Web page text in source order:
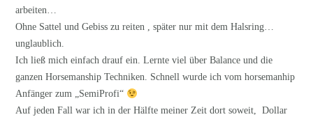
arbeiten…
Ohne Sattel und Gebiss zu reiten , später nur mit dem Halsring…
unglaublich.
Ich ließ mich einfach drauf ein. Lernte viel über Balance und die
ganzen Horsemanship Techniken. Schnell wurde ich vom horsemanhip
Anfänger zum „SemiProfi“
Auf jeden Fall war ich in der Hälfte meiner Zeit dort soweit, Dollar